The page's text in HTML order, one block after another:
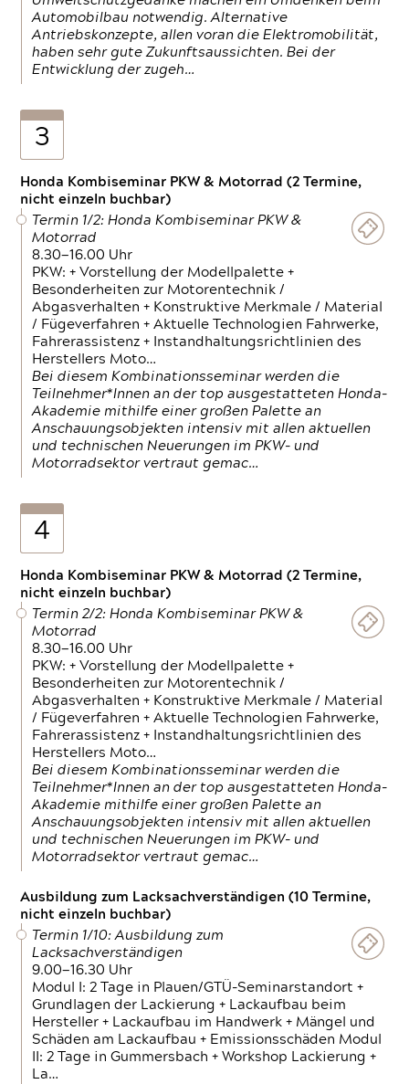
Automobilbau notwendig. Alternative
Antriebskonzepte, allen voran die Elektromobilität,
haben sehr gute Zukunftsaussichten. Bei der
Entwicklung der zugeh…
3
Honda Kombiseminar PKW & Motorrad (2 Termine,
nicht einzeln buchbar)
Termin 1/2: Honda Kombiseminar PKW &
Motorrad
8.30—16.00 Uhr
PKW: + Vorstellung der Modellpalette +
Besonderheiten zur Motorentechnik /
Abgasverhalten + Konstruktive Merkmale / Material
/ Fügeverfahren + Aktuelle Technologien Fahrwerke,
Fahrerassistenz + Instandhaltungsrichtlinien des
Herstellers Moto…
Bei diesem Kombinationsseminar werden die
Teilnehmer*Innen an der top ausgestatteten Honda-
Akademie mithilfe einer großen Palette an
Anschauungsobjekten intensiv mit allen aktuellen
und technischen Neuerungen im PKW- und
Motorradsektor vertraut gemac…
4
Honda Kombiseminar PKW & Motorrad (2 Termine,
nicht einzeln buchbar)
Termin 2/2: Honda Kombiseminar PKW &
Motorrad
8.30—16.00 Uhr
PKW: + Vorstellung der Modellpalette +
Besonderheiten zur Motorentechnik /
Abgasverhalten + Konstruktive Merkmale / Material
/ Fügeverfahren + Aktuelle Technologien Fahrwerke,
Fahrerassistenz + Instandhaltungsrichtlinien des
Herstellers Moto…
Bei diesem Kombinationsseminar werden die
Teilnehmer*Innen an der top ausgestatteten Honda-
Akademie mithilfe einer großen Palette an
Anschauungsobjekten intensiv mit allen aktuellen
und technischen Neuerungen im PKW- und
Motorradsektor vertraut gemac…
Ausbildung zum Lacksachverständigen (10 Termine,
nicht einzeln buchbar)
Termin 1/10: Ausbildung zum
Lacksachverständigen
9.00—16.30 Uhr
Modul I: 2 Tage in Plauen/GTÜ-Seminarstandort +
Grundlagen der Lackierung + Lackaufbau beim
Hersteller + Lackaufbau im Handwerk + Mängel und
Schäden am Lackaufbau + Emissionsschäden Modul
II: 2 Tage in Gummersbach + Workshop Lackierung +
La…